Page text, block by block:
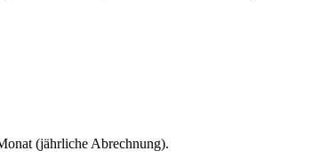
(jährliche Abrechnung).